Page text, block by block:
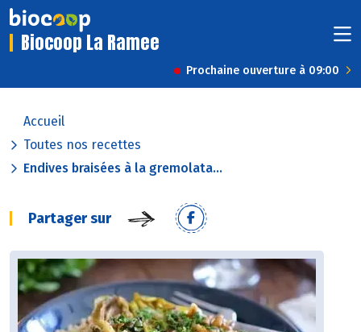
Biocoop La Ramee
Prochaine ouverture à 09:00
Accueil
Toutes nos recettes
Endives braisées à la gremolata...
Partager sur